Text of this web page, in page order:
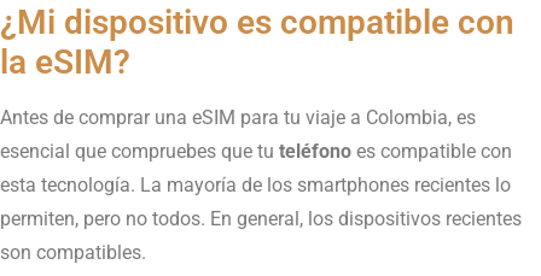
¿Mi dispositivo es compatible con
la eSIM?
Antes de comprar una eSIM para tu viaje a Colombia, es
esencial que compruebes que tu teléfono es compatible con
esta tecnología. La mayoría de los smartphones recientes lo
permiten, pero no todos. En general, los dispositivos recientes
son compatibles.